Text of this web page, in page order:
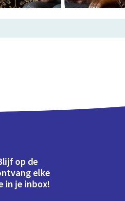
op de
elke
in je inbox!